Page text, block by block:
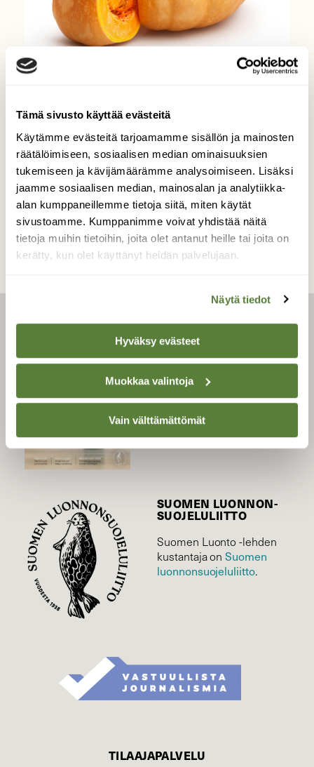
Tämä sivusto käyttää evästeitä
Käytämme evästeitä tarjoamamme sisällön ja mainosten
räätälöimiseen, sosiaalisen median ominaisuuksien
tukemiseen ja kävijämäärämme analysoimiseen. Lisäksi
jaamme sosiaalisen median, mainosalan ja analytiikka-
alan kumppaneillemme tietoja siitä, miten käytät
sivustoamme. Kumppanimme voivat yhdistää näitä
tietoja muihin tietoihin, joita olet antanut heille tai joita on
kerätty, kun olet käyttänyt heidän palvelujaan.
Näytä tiedot
Hyväksy evästeet
Muokkaa valintoja
Vain välttämättömät
Kurpitsa on maittava ja
vitamiinipitoinen herkku -
poimi kurpitsakeiton resepti!
Uusin lehti
Tilaa Suomen Luonto
Tilaa digilukuoikeus
Äänestä parasta juttua
Tilaa uutiskirje
SUOMEN LUONNON­
SUOJELU­LIITTO
Suomen Luonto -lehden
kustantaja onSuomen
luonnonsuojelu­liitto.
TILAAJAPALVELU